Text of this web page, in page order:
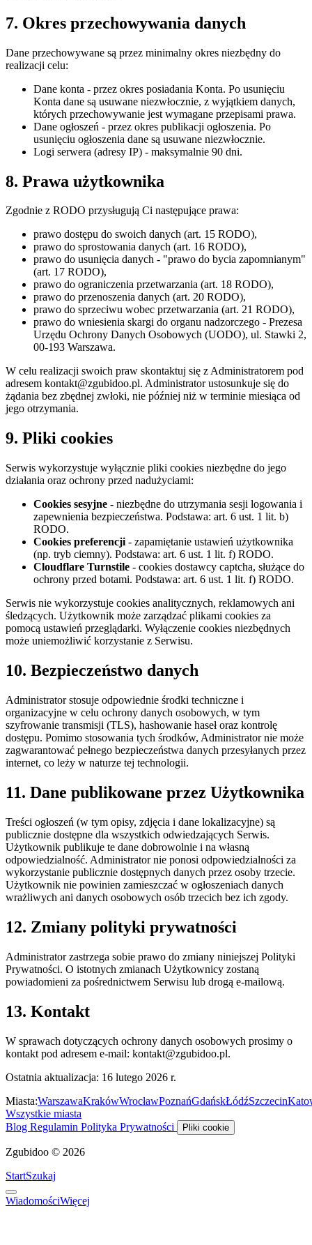
7. Okres przechowywania danych
Dane przechowywane są przez minimalny okres niezbędny do
realizacji celu:
Dane konta - przez okres posiadania Konta. Po usunięciu
Konta dane są usuwane niezwłocznie, z wyjątkiem danych,
których przechowywanie jest wymagane przepisami prawa.
Dane ogłoszeń - przez okres publikacji ogłoszenia. Po
usunięciu ogłoszenia dane są usuwane niezwłocznie.
Logi serwera (adresy IP) - maksymalnie 90 dni.
8. Prawa użytkownika
Zgodnie z RODO przysługują Ci następujące prawa:
prawo dostępu do swoich danych (art. 15 RODO),
prawo do sprostowania danych (art. 16 RODO),
prawo do usunięcia danych - "prawo do bycia zapomnianym"
(art. 17 RODO),
prawo do ograniczenia przetwarzania (art. 18 RODO),
prawo do przenoszenia danych (art. 20 RODO),
prawo do sprzeciwu wobec przetwarzania (art. 21 RODO),
prawo do wniesienia skargi do organu nadzorczego - Prezesa
Urzędu Ochrony Danych Osobowych (UODO), ul. Stawki 2,
00-193 Warszawa.
W celu realizacji swoich praw skontaktuj się z Administratorem pod
adresem kontakt@zgubidoo.pl. Administrator ustosunkuje się do
żądania bez zbędnej zwłoki, nie później niż w terminie miesiąca od
jego otrzymania.
9. Pliki cookies
Serwis wykorzystuje wyłącznie pliki cookies niezbędne do jego
działania oraz ochrony przed nadużyciami:
Cookies sesyjne - niezbędne do utrzymania sesji logowania i
zapewnienia bezpieczeństwa. Podstawa: art. 6 ust. 1 lit. b)
RODO.
Cookies preferencji - zapamiętanie ustawień użytkownika
(np. tryb ciemny). Podstawa: art. 6 ust. 1 lit. f) RODO.
Cloudflare Turnstile - cookies dostawcy captcha, służące do
ochrony przed botami. Podstawa: art. 6 ust. 1 lit. f) RODO.
Serwis nie wykorzystuje cookies analitycznych, reklamowych ani
śledzących. Użytkownik może zarządzać plikami cookies za
pomocą ustawień przeglądarki. Wyłączenie cookies niezbędnych
może uniemożliwić korzystanie z Serwisu.
10. Bezpieczeństwo danych
Administrator stosuje odpowiednie środki techniczne i
organizacyjne w celu ochrony danych osobowych, w tym
szyfrowanie transmisji (TLS), hashowanie haseł oraz kontrolę
dostępu. Pomimo stosowania tych środków, Administrator nie może
zagwarantować pełnego bezpieczeństwa danych przesyłanych przez
internet, co leży w naturze tej technologii.
11. Dane publikowane przez Użytkownika
Treści ogłoszeń (w tym opisy, zdjęcia i dane lokalizacyjne) są
publicznie dostępne dla wszystkich odwiedzających Serwis.
Użytkownik publikuje te dane dobrowolnie i na własną
odpowiedzialność. Administrator nie ponosi odpowiedzialności za
wykorzystanie publicznie dostępnych danych przez osoby trzecie.
Użytkownik nie powinien zamieszczać w ogłoszeniach danych
wrażliwych ani danych osobowych osób trzecich bez ich zgody.
12. Zmiany polityki prywatności
Administrator zastrzega sobie prawo do zmiany niniejszej Polityki
Prywatności. O istotnych zmianach Użytkownicy zostaną
powiadomieni za pośrednictwem Serwisu lub drogą e-mailową.
13. Kontakt
W sprawach dotyczących ochrony danych osobowych prosimy o
kontakt pod adresem e-mail: kontakt@zgubidoo.pl.
Ostatnia aktualizacja: 16 lutego 2026 r.
Miasta:WarszawaKrakówWrocławPoznańGdańskŁódźSzczecin
Wszystkie miasta
Blog Regulamin Polityka Prywatności Pliki cookie
Zgubidoo © 2026
StartSzukaj
WiadomościWięcej